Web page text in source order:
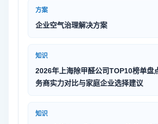
方案
企业空气治理解决方案
知识
2026年上海除甲醛公司TOP10榜单盘
务商实力对比与家庭企业选择建议
知识